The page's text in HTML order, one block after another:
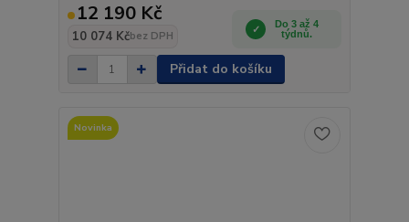
12 190 Kč
10 074 Kčbez DPH
Do 3 až 4
týdnů.
Přidat do košíku
Novinka